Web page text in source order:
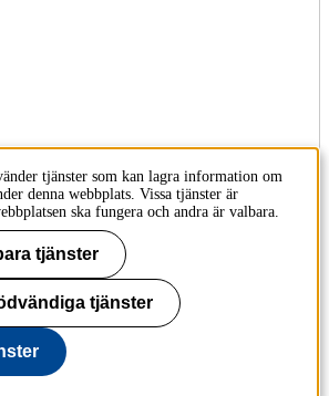
KTH
tjänster som kan lagra information om
denna webbplats. Vissa tjänster är
ska fungera och andra är valbara.
tjänster
tjänster